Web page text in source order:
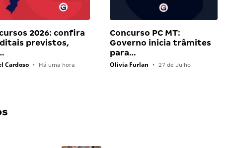
2026: confira
previstos,
Cardoso • Há uma hora
Concurso PC MT:
Governo inicia trâmites
para…
Olivia Furlan • 27 de Julho